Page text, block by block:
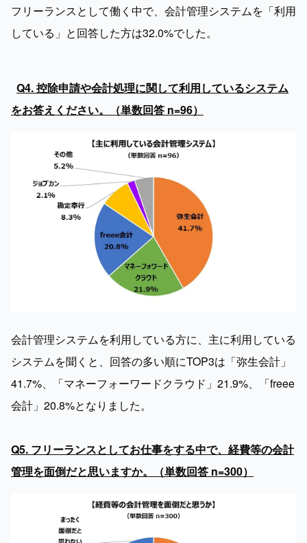
フリーランスとして働く中で、会計管理システムを「利用
している」と回答した方は32.0%でした。
Q4. 控除申請や会計処理に関して利用しているシステム
をお答えください。（単数回答 n=96）
会計管理システムを利用している方に、主に利用している
システムを聞くと、回答の多い順にTOP3は「弥生会計」
41.7%、「マネーフォーワードクラウド」21.9%、「freee
会計」20.8%となりました。
Q5. フリーランスとしてお仕事をする中で、経費等の会計
管理を面倒だと思いますか。（単数回答 n=300）